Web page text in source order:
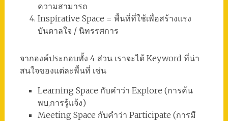
ความสามารถ
Inspirative Space = พื้นที่ที่ใช้เพื่อสร้างแรง
บันดาลใจ / นิทรรศการ
จากองค์ประกอบทั้ง 4 ส่วน เราจะได้ Keyword ที่น่า
สนใจของแต่ละพื้นที่ เช่น
Learning Space กับคำว่า Explore (การค้น
พบ,การรู้แจ้ง)
Meeting Space กับคำว่า Participate (การมี